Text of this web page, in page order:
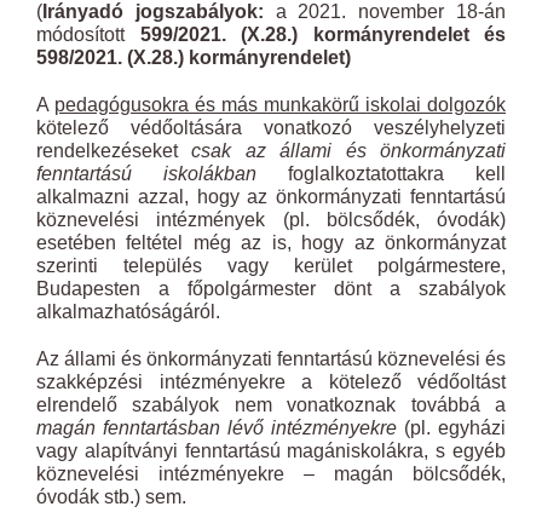
( Irányadó jogszabályok: a 2021. november 18-án
módosított 599/2021. (X.28.) kormányrendelet és
598/2021. (X.28.) kormányrendelet)
A pedagógusokra és más munkakörű iskolai dolgozók
kötelező védőoltására vonatkozó veszélyhelyzeti
rendelkezéseketcsak az állami és önkormányzati
fenntartású iskolákban foglalkoztatottakra kell
alkalmazni azzal, hogy az önkormányzati fenntartású
köznevelési intézmények (pl. bölcsődék, óvodák)
esetében feltétel még az is, hogy az önkormányzat
szerinti település vagy kerület polgármestere,
Budapesten a főpolgármester dönt a szabályok
alkalmazhatóságáról.
Az állami és önkormányzati fenntartású köznevelési és
szakképzési intézményekre a kötelező védőoltást
elrendelő szabályok nem vonatkoznak továbbá a
magán fenntartásban lévő intézményekre (pl. egyházi
vagy alapítványi fenntartású magániskolákra, s egyéb
köznevelési intézményekre – magán bölcsődék,
óvodák stb.) sem.